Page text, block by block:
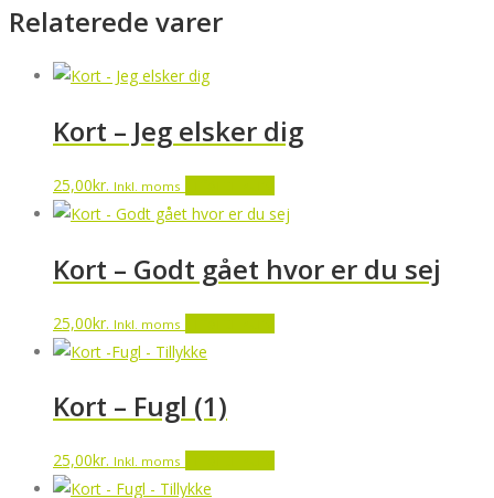
Relaterede varer
Kort – Jeg elsker dig
25,00kr. Inkl. moms
Kort – Godt gået hvor er du sej
25,00kr. Inkl. moms
Kort – Fugl (1)
25,00kr. Inkl. moms